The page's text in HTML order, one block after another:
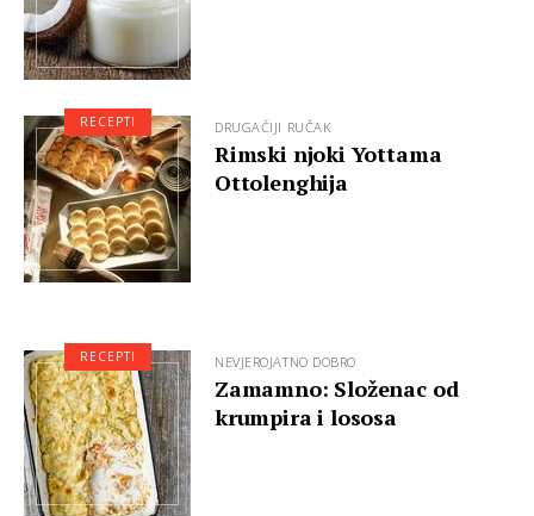
DRUGAČIJI RUČAK
Rimski njoki Yottama
Ottolenghija
RECEPTI
NEVJEROJATNO DOBRO
Zamamno: Složenac od
krumpira i lososa
RECEPTI